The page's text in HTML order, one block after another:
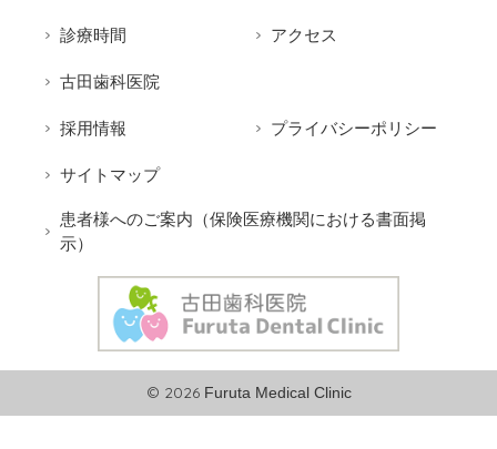
診療時間 アクセス
古田歯科医院
採用情報 プライバシーポリシー
サイトマップ
患者様へのご案内（保険医療機関における書面掲
示）
© 2026Furuta Medical Clinic